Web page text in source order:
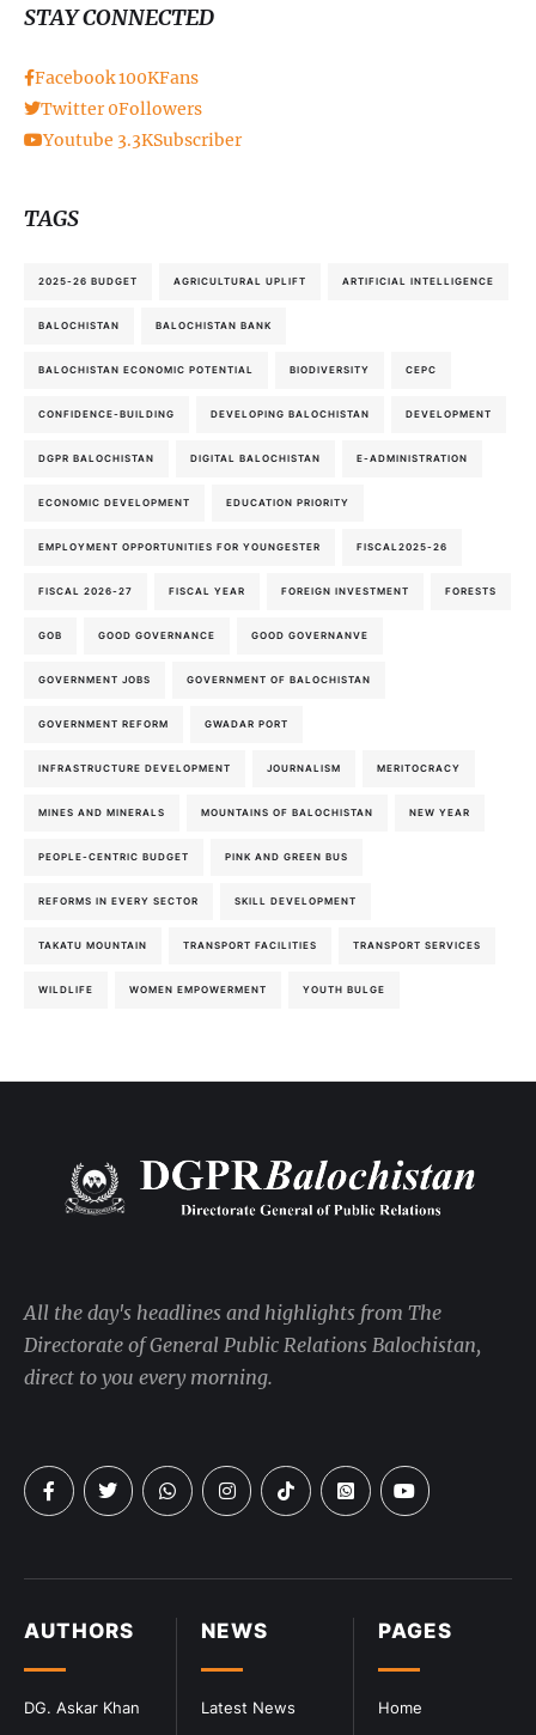
STAY CONNECTED
Facebook100KFans
Twitter 0Followers
Youtube 3.3KSubscriber
TAGS
2025-26 BUDGET AGRICULTURAL UPLIFT ARTIFICIAL INTELLIGENCE
BALOCHISTAN BALOCHISTAN BANK
BALOCHISTAN ECONOMIC POTENTIAL BIODIVERSITY CEPC
CONFIDENCE-BUILDING DEVELOPING BALOCHISTAN DEVELOPMENT
DGPR BALOCHISTAN DIGITAL BALOCHISTAN E-ADMINISTRATION
ECONOMIC DEVELOPMENT EDUCATION PRIORITY
EMPLOYMENT OPPORTUNITIES FOR YOUNGESTER FISCAL2025-26
FISCAL 2026-27 FISCAL YEAR FOREIGN INVESTMENT FORESTS
GOB GOOD GOVERNANCE GOOD GOVERNANVE
GOVERNMENT JOBS GOVERNMENT OF BALOCHISTAN
GOVERNMENT REFORM GWADAR PORT
INFRASTRUCTURE DEVELOPMENT JOURNALISM MERITOCRACY
MINES AND MINERALS MOUNTAINS OF BALOCHISTAN NEW YEAR
PEOPLE-CENTRIC BUDGET PINK AND GREEN BUS
REFORMS IN EVERY SECTOR SKILL DEVELOPMENT
TAKATU MOUNTAIN TRANSPORT FACILITIES TRANSPORT SERVICES
WILDLIFE WOMEN EMPOWERMENT YOUTH BULGE
PAGES
Home
NEWS
Latest News
AUTHORS
DG. Askar Khan
All the day's headlines and highlights from The
Directorate of General Public Relations Balochistan,
direct to you every morning.